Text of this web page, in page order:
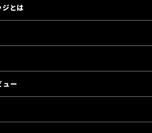
ジとは
ュー